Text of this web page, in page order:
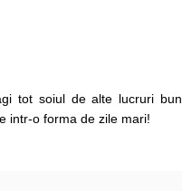
tot soiul de alte lucruri
intr-o forma de zile mari!